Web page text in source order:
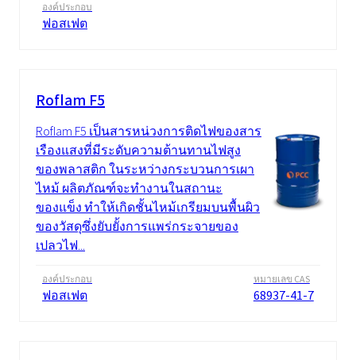
องค์ประกอบ
ฟอสเฟต
Roflam F5
Roflam F5 เป็นสารหน่วงการติดไฟของสาร
เรืองแสงที่มีระดับความต้านทานไฟสูง
ของพลาสติก ในระหว่างกระบวนการเผา
ไหม้ ผลิตภัณฑ์จะทำงานในสถานะ
ของแข็ง ทำให้เกิดชั้นไหม้เกรียมบนพื้นผิว
ของวัสดุซึ่งยับยั้งการแพร่กระจายของ
เปลวไฟ...
องค์ประกอบ
ฟอสเฟต
หมายเลข CAS
68937-41-7